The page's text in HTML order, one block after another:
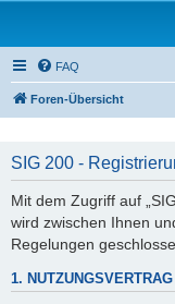
FAQ
Foren-Übersicht
SIG 200 -
Mit dem Zugriff auf
wird zwischen Ihnen
Regelungen
1. NUTZUNGSVERTRAG